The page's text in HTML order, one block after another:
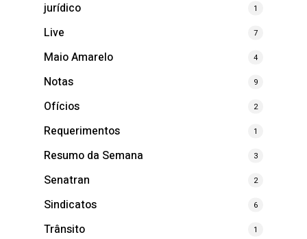
jurídico 1
Live 7
Maio Amarelo 4
Notas 9
Ofícios 2
Requerimentos 1
Resumo da Semana 3
Senatran 2
Sindicatos 6
Trânsito 1